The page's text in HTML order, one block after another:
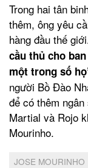
Trong hai tân
thêm, ông yêu
hàng đầu thế
cầu thủ cho
một trong số
người Bồ Đào
để có thêm
Martial và Rojo
Mourinho.
JOSE MOURINHO